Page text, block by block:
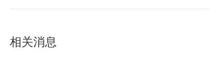
相关消息